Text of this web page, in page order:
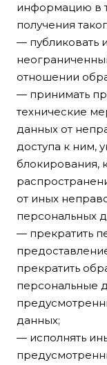
информацию в
получения
— публиковать
отношении
— принимать
технические
данных от
доступа к ним,
блокирования,
от иных
персональных
— прекратить
прекратить
персональные
данных;
— исполнять